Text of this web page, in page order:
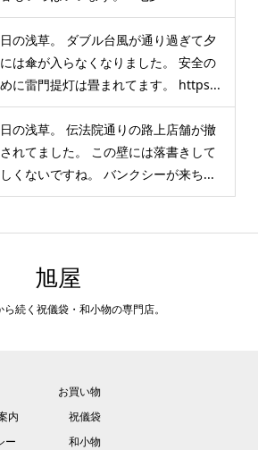
の浅草。 ダブル台風が通り過ぎて夕
は傘が入らなくなりました。 安全の
に雷門提灯は畳まれてます。 https...
の浅草。 伝法院通りの路上店舗が撤
れてました。 この壁には落書きして
くないですね。 バンクシーが来ち...
旭屋
続く祝儀袋・和小物の専門店。
内
ー
お買い物
祝儀袋
和小物